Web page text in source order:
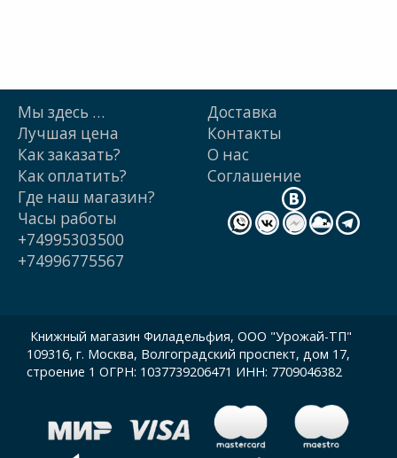
Мы здесь …
Лучшая цена
Как заказать?
Как оплатить?
Доставка
Контакты
О нас
Cоглашение
Где наш магазин?
Часы работы
+74995303500
+74996775567
Книжный магазин Филадельфия, ООО "Урожай-ТП"
109316, г. Москва, Волгоградский проспект, дом 17,
строение 1 ОГРН: 1037739206471 ИНН: 7709046382